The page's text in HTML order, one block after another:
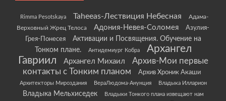
Rimma Pesotskaya Taheeas-Лествиция Небесная
Адама-
Верховный Жрец Телоса
Адония-Невея-Соломея
Азулия-
Грея-Понесея
Активации и Посвящения. Обучение на
Тонком плане.
Антидемиург Кобра
Архангел
Гавриил
Архангел Михаил
Архив-Мои первые
контакты с Тонким планом
Архив Хроник Акаши
Архитекторы Мироздания ВераЛюдома-Анунция Владыка Илларион
Владыка Мельхиседек Владыки Тонкого плана извещают нам